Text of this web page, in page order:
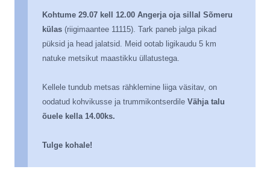
Kohtume 29.07 kell 12.00 Angerja oja sillal Sõmeru
külas (riigimaantee 11115). Tark paneb jalga pikad
püksid ja head jalatsid. Meid ootab ligikaudu 5 km
natuke metsikut maastikku üllatustega.
Kellele tundub metsas rähklemine liiga väsitav, on
oodatud kohvikusse ja trummikontserdile Vähja talu
õuele kella 14.00ks.
Tulge kohale!